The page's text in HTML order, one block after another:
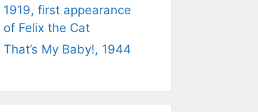
1919, first appearance
of Felix the Cat
That’s My Baby!, 1944